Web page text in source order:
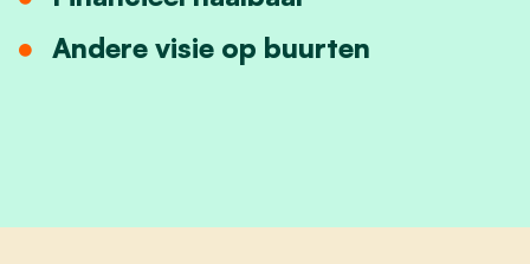
Andere visie op buurten